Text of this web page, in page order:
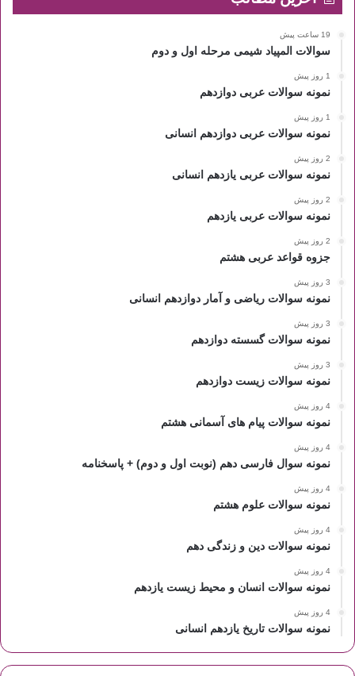
19 ساعت پیش
سوالات المپیاد شیمی مرحله اول و دوم
1 روز پیش
نمونه سوالات عربی دوازدهم
1 روز پیش
نمونه سوالات عربی دوازدهم انسانی
2 روز پیش
نمونه سوالات عربی یازدهم انسانی
2 روز پیش
نمونه سوالات عربی یازدهم
2 روز پیش
جزوه قواعد عربی هشتم
3 روز پیش
نمونه سوالات ریاضی و آمار دوازدهم انسانی
3 روز پیش
نمونه سوالات گسسته دوازدهم
3 روز پیش
نمونه سوالات زیست دوازدهم
4 روز پیش
نمونه سوالات پیام های آسمانی هشتم
4 روز پیش
نمونه سوال فارسی دهم (نوبت اول و دوم) + پاسخنامه
4 روز پیش
نمونه سوالات علوم هشتم
4 روز پیش
نمونه سوالات دین و زندگی دهم
4 روز پیش
نمونه سوالات انسان و محیط زیست یازدهم
4 روز پیش
نمونه سوالات تاریخ یازدهم انسانی